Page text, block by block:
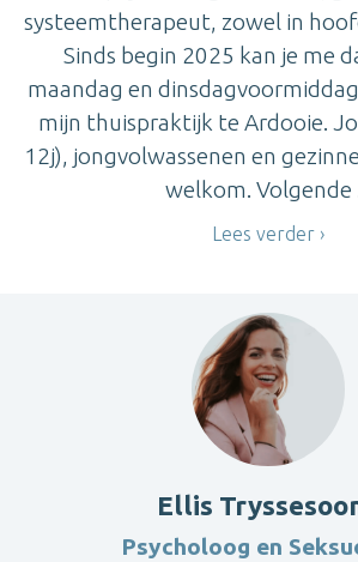
systeemtherapeut, zowel in
Sinds begin 2025 kan je me
maandag en
mijn thuispraktijk te Ardooie.
12j), jongvolwassenen en
welkom. Volgende
Lees verder
Ellis
Psycholoog en